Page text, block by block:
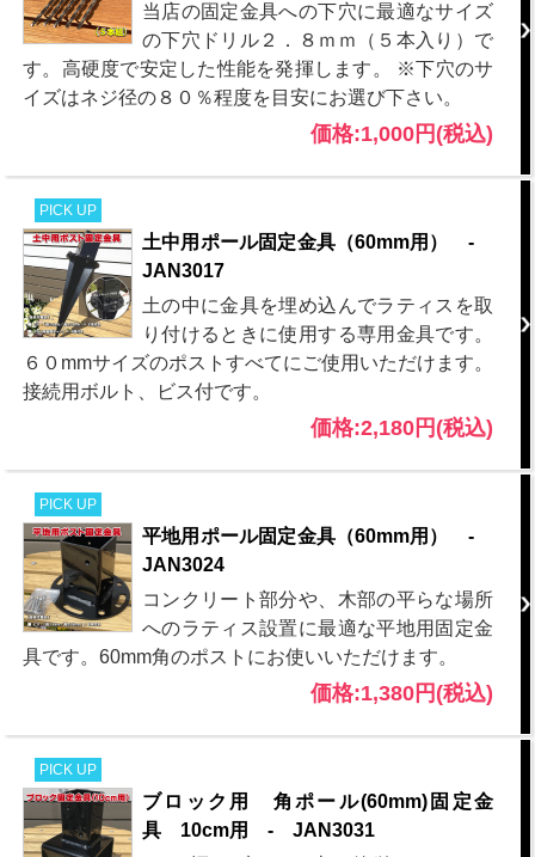
当店の固定金具への下穴に最適なサイズ
の下穴ドリル２．８ｍｍ（５本入り）で
す。高硬度で安定した性能を発揮します。 ※下穴のサ
イズはネジ径の８０％程度を目安にお選び下さい。
価格:1,000円(税込)
PICK UP
土中用ポール固定金具（60mm用） -
JAN3017
土の中に金具を埋め込んでラティスを取
り付けるときに使用する専用金具です。
６０mmサイズのポストすべてにご使用いただけます。
接続用ボルト、ビス付です。
価格:2,180円(税込)
PICK UP
平地用ポール固定金具（60mm用） -
JAN3024
コンクリート部分や、木部の平らな場所
へのラティス設置に最適な平地用固定金
具です。60mm角のポストにお使いいただけます。
価格:1,380円(税込)
PICK UP
ブロック用 角ポール(60mm)固定金
具 10cm用 - JAN3031